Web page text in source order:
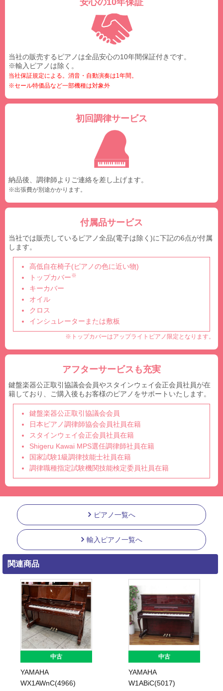
安心の10年保証
当社の販売するピアノは全品安心の10年間保証付きです。
※輸入ピアノは除く。
当社保証規定による。消音・自動演奏は1年間。
※セール特価品など一部機種は対象外
初回調律サービス
納品後、調律師よりご連絡を差し上げます。
※出張費が別途かかります。
付属品サービス
当社では販売しているピアノ全品(電子は除く)に下記の6点が付属
します。
高低自在椅子(ピアノの色に近い物)
トップカバー※
キーカバー
オイル
クロス
インシュレーターまたは敷板
※トップカバーはアップライトピアノ限定となります。
アフターサービスも充実
鍵盤楽器公正取引協議会会員やスタインウェイ会正会員社員が在
籍しており、ご購入後もお客様のピアノをサポートいたします。
鍵盤楽器公正取引協議会会員
日本ピアノ調律師協会会員社員在籍
スタインウェイ会正会員社員在籍
Shigeru Kawai MPS選任調律師社員在籍
国家試験1級調律技能士社員在籍
調律職種指定試験機関技能検定委員社員在籍
ピアノ一覧へ
輸入ピアノ一覧へ
関連商品
YAMAHA
W1ABiC(5017)
YAMAHA YU3(5947)